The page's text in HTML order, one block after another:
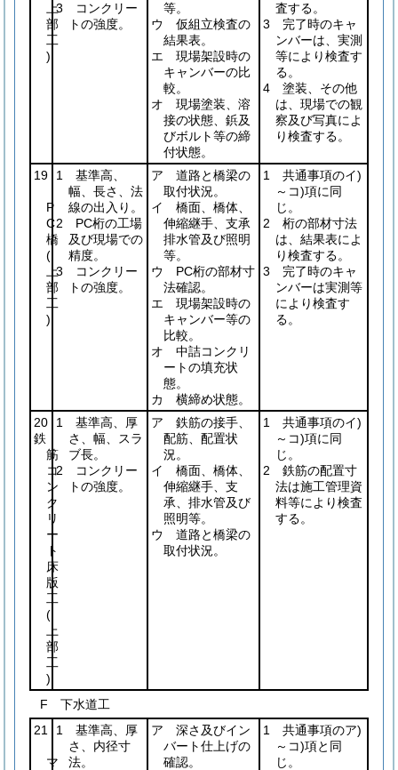
上
部
工
)
3 コンクリー
トの強度。
等。
ウ 仮組立検査の
結果表。
エ 現場架設時の
キャンバーの比
較。
オ 現場塗装、溶
接の状態、鋲及
びボルト等の締
付状態。
査する。
3 完了時のキャ
ンバーは、実測
等により検査す
る。
4 塗装、その他
は、現場での観
察及び写真によ
り検査する。
19
P
C
橋
(
上
部
工
)
1 基準高、
幅、長さ、法
線の出入り。
2 PC桁の工場
及び現場での
精度。
3 コンクリー
トの強度。
ア 道路と橋梁の
取付状況。
イ 橋面、橋体、
伸縮継手、支承
排水管及び照明
等。
ウ PC桁の部材寸
法確認。
エ 現場架設時の
キャンバー等の
比較。
オ 中詰コンクリ
ートの填充状
態。
カ 横締め状態。
1 共通事項のイ)
～コ)項に同
じ。
2 桁の部材寸法
は、結果表によ
り検査する。
3 完了時のキャ
ンバーは実測等
により検査す
る。
20
鉄
筋
コ
ン
ク
リ
ー
ト
床
版
工
(
上
部
工
)
1 基準高、厚
さ、幅、スラ
ブ長。
2 コンクリー
トの強度。
ア 鉄筋の接手、
配筋、配置状
況。
イ 橋面、橋体、
伸縮継手、支
承、排水管及び
照明等。
ウ 道路と橋梁の
取付状況。
1 共通事項のイ)
～コ)項に同
じ。
2 鉄筋の配置寸
法は施工管理資
料等により検査
する。
F 下水道工
21
マ
1 基準高、厚
さ、内径寸
法。
ア 深さ及びイン
バート仕上げの
確認。
1 共通事項のア)
～コ)項と同
じ。